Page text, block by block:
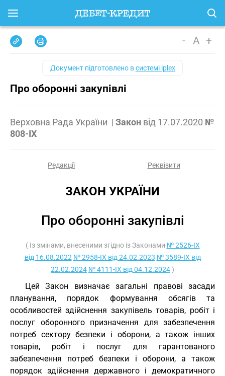
- A +
Документ підготовлено всистемі iplex
Про оборонні закупівлі
Верховна Рада України | Закон від 17.07.2020 №
808-IX
Редакції Реквізити
ЗАКОН УКРАЇНИ
Про оборонні закупівлі
( Із змінами, внесеними згідно із Законами № 2526-IX
від 16.08.2022 № 2958-IX від 24.02.2023 № 3589-IX від
22.02.2024 № 4111-IX від 04.12.2024)
Цей Закон визначає загальні правові засади
планування, порядок формування обсягів та
особливостей здійснення закупівель товарів, робіт і
послуг оборонного призначення для забезпечення
потреб сектору безпеки і оборони, а також інших
товарів, робіт і послуг для гарантованого
забезпечення потреб безпеки і оборони, а також
порядок здійснення державного і демократичного